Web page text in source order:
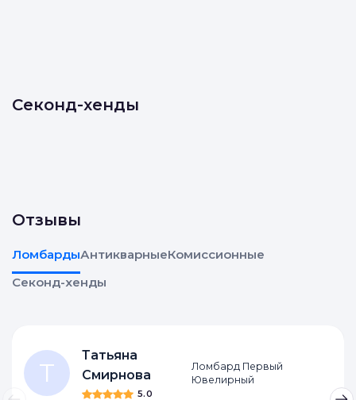
Секонд-хенды
Отзывы
ЛомбардыАнтикварныеКомиссионные
Секонд-хенды
Т
Татьяна
Смирнова
5.0
Ломбард Первый
Ювелирный